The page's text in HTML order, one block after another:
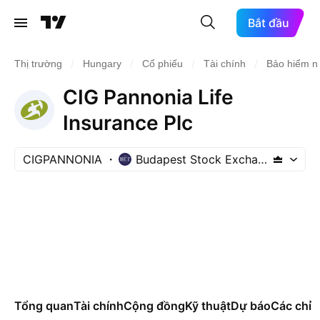
Bắt đầu
Thị trường Hungary Cổ phiếu Tài chính Bảo hiểm
CIG Pannonia Life
Insurance Plc
CIGPANNONIA Budapest Stock Exchange
Tổng quanTài chínhCộng đồngKỹ thuậtDự báoCác chỉ